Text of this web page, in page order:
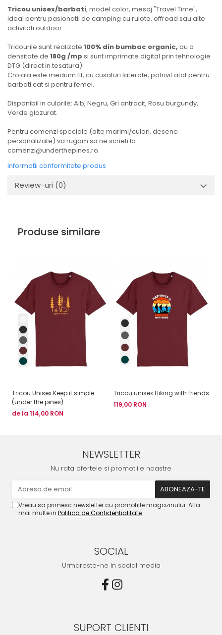
Tricou unisex/barbati, model color, mesaj "Travel Time",
ideal pentru pasionatii de camping cu rulota, offroad sau alte
activitati outdoor.
Tricourile sunt realizate 100% din bumbac organic, au o
densitate de 180g /mp si sunt imprimate digital prin tehnologie
DTG (direct in tesatura).
Croiala este medium fit, cu cusaturi laterale, potrivit atat pentru
barbati cat si pentru femei.
Disponibil in culorile: Alb, Negru, Gri antracit, Rosu burgundy,
Verde glazurat.
Pentru comenzi speciale (alte marimi/culori, desene
personalizate) va rugam sa ne scrieti la
comenzi@underthepines.ro.
Informatii conformitate produs
Review-uri (0)
Produse similare
Tricou Unisex Keep it simple
(under the pines)
de la 114,00 RON
Tricou unisex Hiking with friends
119,00 RON
NEWSLETTER
Nu rata ofertele si promotiile noastre
Vreau sa primesc newsletter cu promotiile magazinului. Afla
mai multe in Politica de Confidentialitate
SOCIAL
Urmareste-ne in social media
SUPORT CLIENTI